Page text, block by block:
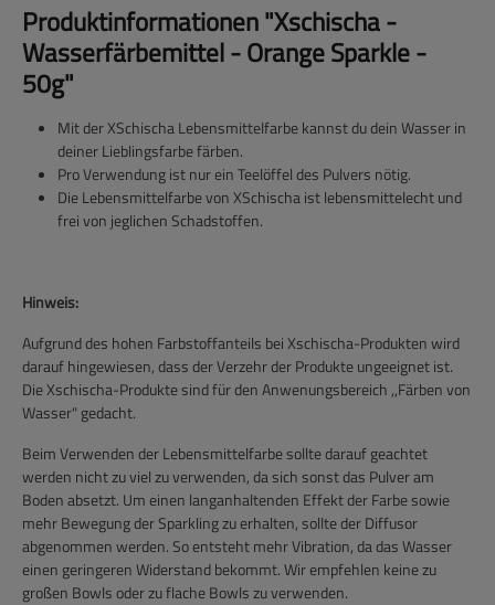
Produktinformationen "Xschischa -
Wasserfärbemittel - Orange Sparkle -
50g"
Mit der XSchischa Lebensmittelfarbe kannst du dein Wasser in
deiner Lieblingsfarbe färben.
Pro Verwendung ist nur ein Teelöffel des Pulvers nötig.
Die Lebensmittelfarbe von XSchischa ist lebensmittelecht und
frei von jeglichen Schadstoffen.
Hinweis:
Aufgrund des hohen Farbstoffanteils bei Xschischa-Produkten wird
darauf hingewiesen, dass der Verzehr der Produkte ungeeignet ist.
Die Xschischa-Produkte sind für den Anwenungsbereich ,,Färben von
Wasser" gedacht.
Beim Verwenden der Lebensmittelfarbe sollte darauf geachtet
werden nicht zu viel zu verwenden, da sich sonst das Pulver am
Boden absetzt. Um einen langanhaltenden Effekt der Farbe sowie
mehr Bewegung der Sparkling zu erhalten, sollte der Diffusor
abgenommen werden. So entsteht mehr Vibration, da das Wasser
einen geringeren Widerstand bekommt. Wir empfehlen keine zu
großen Bowls oder zu flache Bowls zu verwenden.